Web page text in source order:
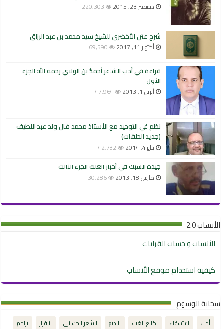
ديسمبر 23, 2015 220,303
شرح متن الأخضري للشيخ سيد محمد بن عبد الرزاق
أكتوبر 11, 2017 69,590
قراءة في أدب الشاعر أحمدُّ بن الولاي رحمه الله الجزء
الأول
أبريل 1, 2013 47,964
نظم في التوحيد مع الأستاذ محمد فال ولد عبد اللطيف
(جديد الحلقات)
يناير 4, 2014 42,782
جيدة السبك في أخبار العلك الجزء الثالث
مارس 18, 2013 30,286
الأنساب 2.0
الأنساب و حساب القرابات
كيفية استخدام موقع الأنساب
سحابة الوسوم
أدب استسقاء اكليع الغب البديع الشعر الحساني انيفرار
تراجم